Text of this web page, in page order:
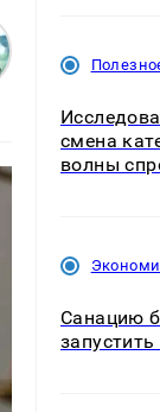
смена
волны
Санацию